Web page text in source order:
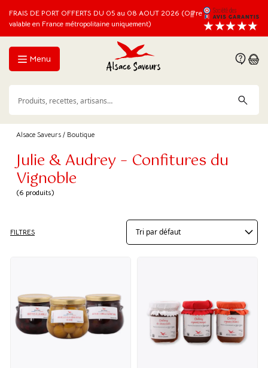
FRAIS DE PORT OFFERTS DU 05 au 08 AOUT 2026 (Offre
valable en France métropolitaine uniquement)
Menu
Alsace Saveurs / Boutique
Julie & Audrey – Confitures du
Vignoble
(6 produits)
FILTRES